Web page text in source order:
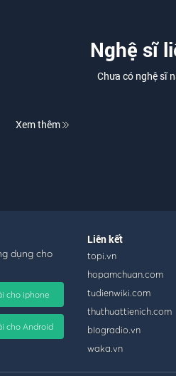
Xem thêm
Nghệ sĩ
Chưa có nghệ sĩ
dụng cho
cho iphone
cho Android
Liên kết
topi.vn
hopamchuan.com
tudienwiki.com
thuthuattienich.com
blogradio.vn
waka.vn